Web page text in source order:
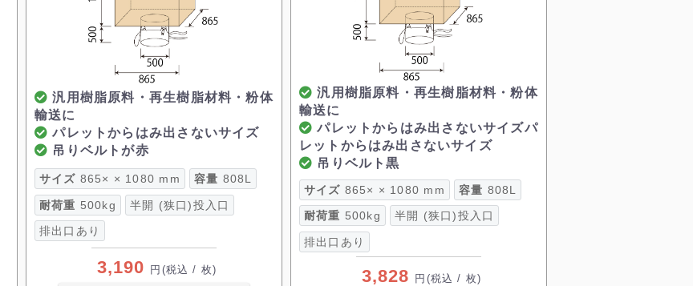
汎用樹脂原料・再生樹脂材料・粉体
輸送に
パレットからはみ出さないサイズ
吊りベルトが赤
サイズ 865× × 1080 mm 容量 808L
耐荷重 500kg 半開 (狭口)投入口
排出口あり
3,190 円 (税込 / 枚)
汎用樹脂原料・再生樹脂材料・粉体
輸送に
パレットからはみ出さないサイズパ
レットからはみ出さないサイズ
吊りベルト黒
サイズ 865× × 1080 mm 容量 808L
耐荷重 500kg 半開 (狭口)投入口
排出口あり
3,828 円 (税込 / 枚)